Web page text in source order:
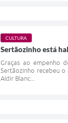
CULTURA
Sertãozinho está
Graças ao empenho
Sertãozinho recebeu o
Aldir Blanc...